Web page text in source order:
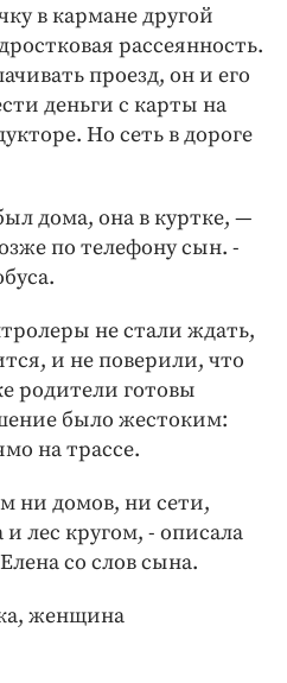
в кармане другой
рассеянность.
проезд, он и его
деньги с карты на
Но сеть в дороге
дома, она в куртке, —
по телефону сын. -
не стали ждать,
и не поверили, что
родители готовы
было жестоким:
на трассе.
ни домов, ни сети,
и лес кругом, - описала
со слов сына.
женщина